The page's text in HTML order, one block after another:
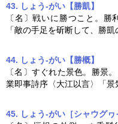
43. しょう‐がい【勝凱】
〔名〕戦いに勝つこと。
「敵の手足を斫断して、勝
44. しょう‐がい【勝概】
〔名〕すぐれた景色。勝景
業即事詩序〈大江以言〉「景
45. しょう‐がい［シャウグヮ